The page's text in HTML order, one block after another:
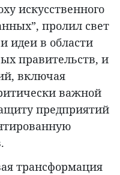
искусственного
пролил свет
идеи в области
правительств, и
включая
важной
предприятий
трансформация